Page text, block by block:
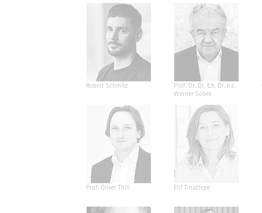
Robert Schmitz
Prof. Dr. Dr. E.h. Dr. h.c.
Werner Sobek
Prof. Oliver Thill Elif Tinaztepe